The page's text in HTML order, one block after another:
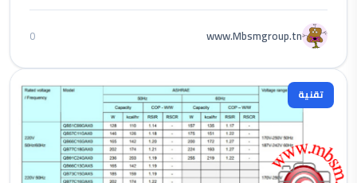
www.Mbsmgroup.tn
0
تقنية